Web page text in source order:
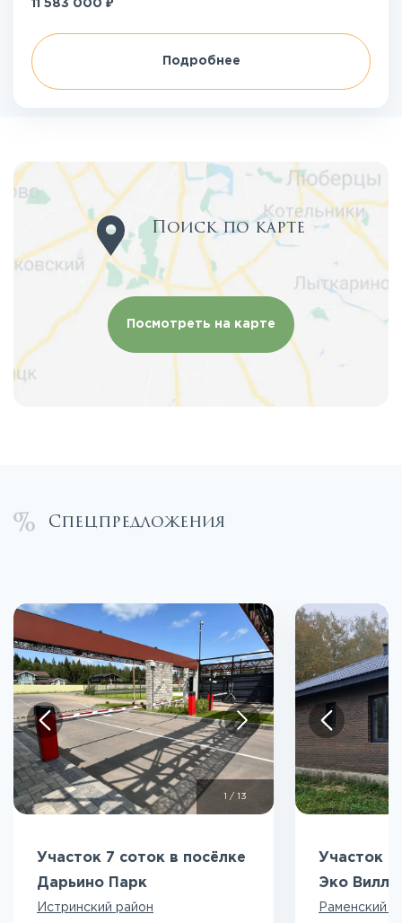
11 583 000
Подробнее
Поиск по карте
Посмотреть на карте
Спецпредложения
/ 13
Участок 7 соток в посёлке
Дарьино Парк
Истринский район
Участок 5
Эко
Раменский